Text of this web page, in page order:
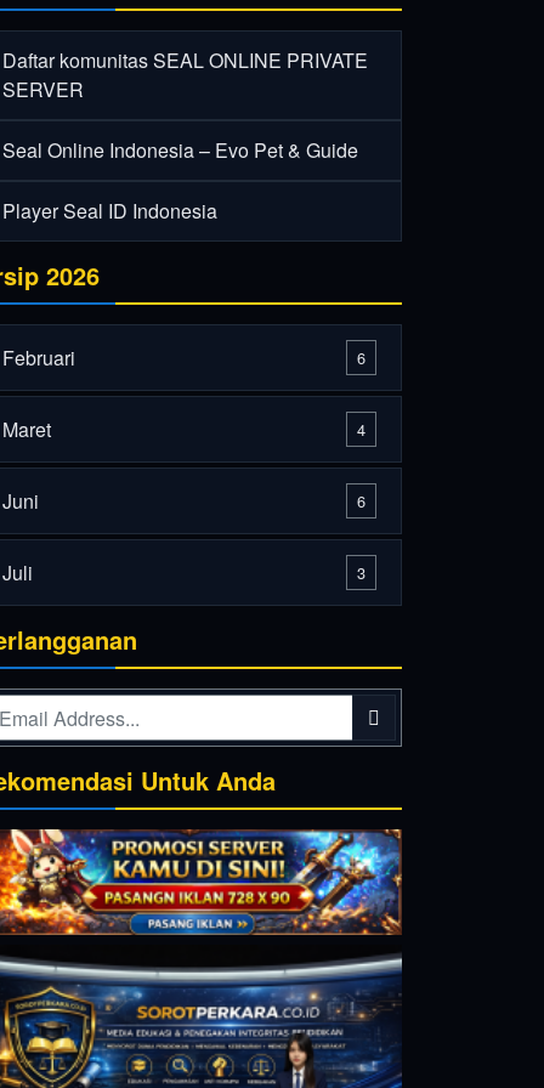
Daftar komunitas SEAL ONLINE PRIVATE
SERVER
Seal Online Indonesia – Evo Pet & Guide
Player Seal ID Indonesia
2026
Februari 6
Maret 4
Juni 6
Juli 3
Untuk Anda